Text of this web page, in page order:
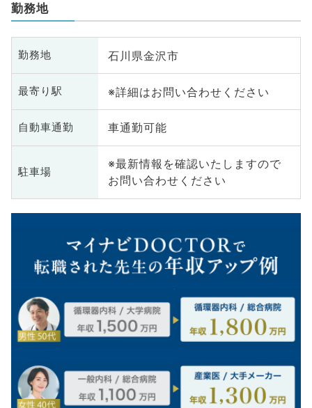
勤務地
勤務地 石川県金沢市
最寄り駅 ※詳細はお問い合わせください
自動車通勤 車通勤可能
駐車場
※最新情報を確認いたしますので
お問い合わせください